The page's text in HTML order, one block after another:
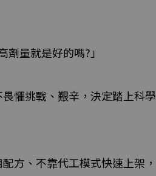
量就是好的嗎?」
懼挑戰、艱辛，決定踏上科學
方、不靠代工模式快速上架，